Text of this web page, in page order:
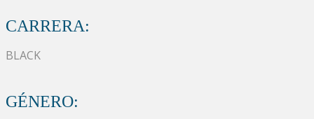
CARRERA:
BLACK
GÉNERO: